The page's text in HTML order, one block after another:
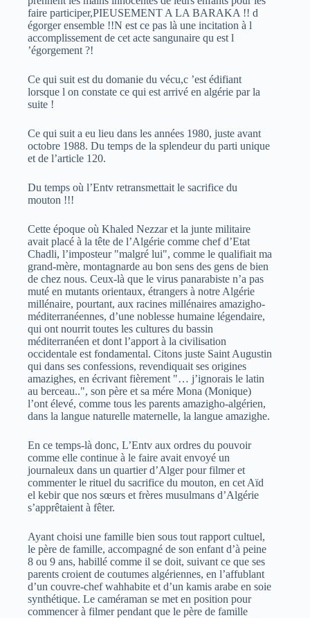
faire participer,PIEUSEMENT A LA BARAKA !! d
égorger ensemble !!N est ce pas là une incitation à l
accomplissement de cet acte sangunaire qu est l
’égorgement ?!
Ce qui suit est du domanie du vécu,c ’est édifiant
lorsque l on constate ce qui est arrivé en algérie par la
suite !
Ce qui suit a eu lieu dans les années 1980, juste avant
octobre 1988. Du temps de la splendeur du parti unique
et de l’article 120.
Du temps où l’Entv retransmettait le sacrifice du
mouton !!!
Cette époque où Khaled Nezzar et la junte militaire
avait placé à la tête de l’Algérie comme chef d’Etat
Chadli, l’imposteur "malgré lui", comme le qualifiait ma
grand-mère, montagnarde au bon sens des gens de bien
de chez nous. Ceux-là que le virus panarabiste n’a pas
muté en mutants orientaux, étrangers à notre Algérie
millénaire, pourtant, aux racines millénaires amazigho-
méditerranéennes, d’une noblesse humaine légendaire,
qui ont nourrit toutes les cultures du bassin
méditerranéen et dont l’apport à la civilisation
occidentale est fondamental. Citons juste Saint Augustin
qui dans ses confessions, revendiquait ses origines
amazighes, en écrivant fièrement "… j’ignorais le latin
au berceau..", son père et sa mére Mona (Monique)
l’ont élevé, comme tous les parents amazigho-algérien,
dans la langue naturelle maternelle, la langue amazighe.
En ce temps-là donc, L’Entv aux ordres du pouvoir
comme elle continue à le faire avait envoyé un
journaleux dans un quartier d’Alger pour filmer et
commenter le rituel du sacrifice du mouton, en cet Aïd
el kebir que nos sœurs et frères musulmans d’Algérie
s’apprêtaient à fêter.
Ayant choisi une famille bien sous tout rapport cultuel,
le père de famille, accompagné de son enfant d’à peine
8 ou 9 ans, habillé comme il se doit, suivant ce que ses
parents croient de coutumes algériennes, en l’affublant
d’un couvre-chef wahhabite et d’un kamis arabe en soie
synthétique. Le caméraman se met en position pour
commencer à filmer pendant que le père de famille